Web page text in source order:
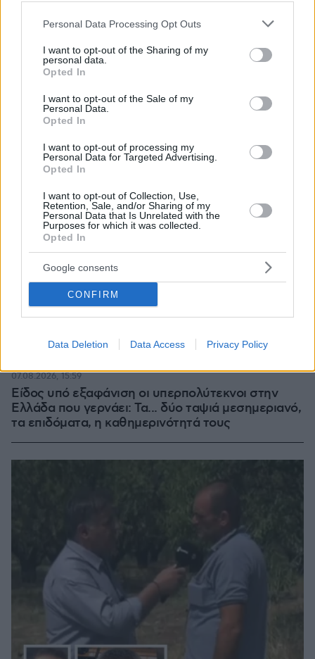
Please note that this website/app uses one or more Google
not limited to your visit or usage behaviour. You may click to
grant or deny consent to Google and its third-party tags to
use your data for below specified purposes in below Google
consent section.
Personal Data Processing Opt Outs
I want to opt-out of the Sharing of my
personal data.
Opted In
I want to opt-out of the Sale of my
Personal Data.
Opted In
I want to opt-out of processing my
Personal Data for Targeted Advertising.
Opted In
I want to opt-out of Collection, Use,
Retention, Sale, and/or Sharing of my
Personal Data that Is Unrelated with the
Purposes for which it was collected.
Opted In
Google consents
CONFIRM
Data Deletion Data Access Privacy Policy
ΤΑ ΠΙΟ ΔΗΜΟΦΙΛΗ
Είδος υπό εξαφάνιση οι υπερπολύτεκνοι στην
Ελλάδα που γερνάει: Τα... δύο ταψιά μεσημεριανό,
τα επιδόματα, η καθημερινότητά τους
07.08.2026, 15:59